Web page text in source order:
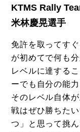
KTMS Rally
米林慶晃選手
免許を取ってす
が初めてで何も
レベルに達する
ーでも自分の能
そのレベル自体
戦はぜひ勝ちた
つ」と思って挑